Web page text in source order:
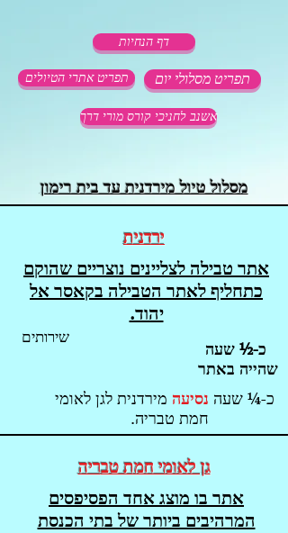
דף הנחיות
תפריט אתרי הטיולים
אשנב לחניכי קורס מורי דרך
תפריט מסלולי יום
מסלול טיול מירדנית עד בית רימון
ירדנית
אתר טבילה לצליינים נוצריים שהוקם
כתחליף לאתר הטבילה בקאסר אל
יהוד.
כ-½ שעה
שהייה באתר
כ-¼ שעה נסיעה מירדנית לגן לאומי
חמת טבריה.
גן לאומי חמת טבריה
אתר בו מוצג אחד הפסיפסים
המרהיבים ביותר של בתי הכנסת
שירותים